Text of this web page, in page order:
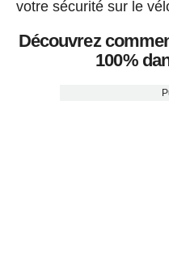
votre sécurité sur le
Découvrez
100%